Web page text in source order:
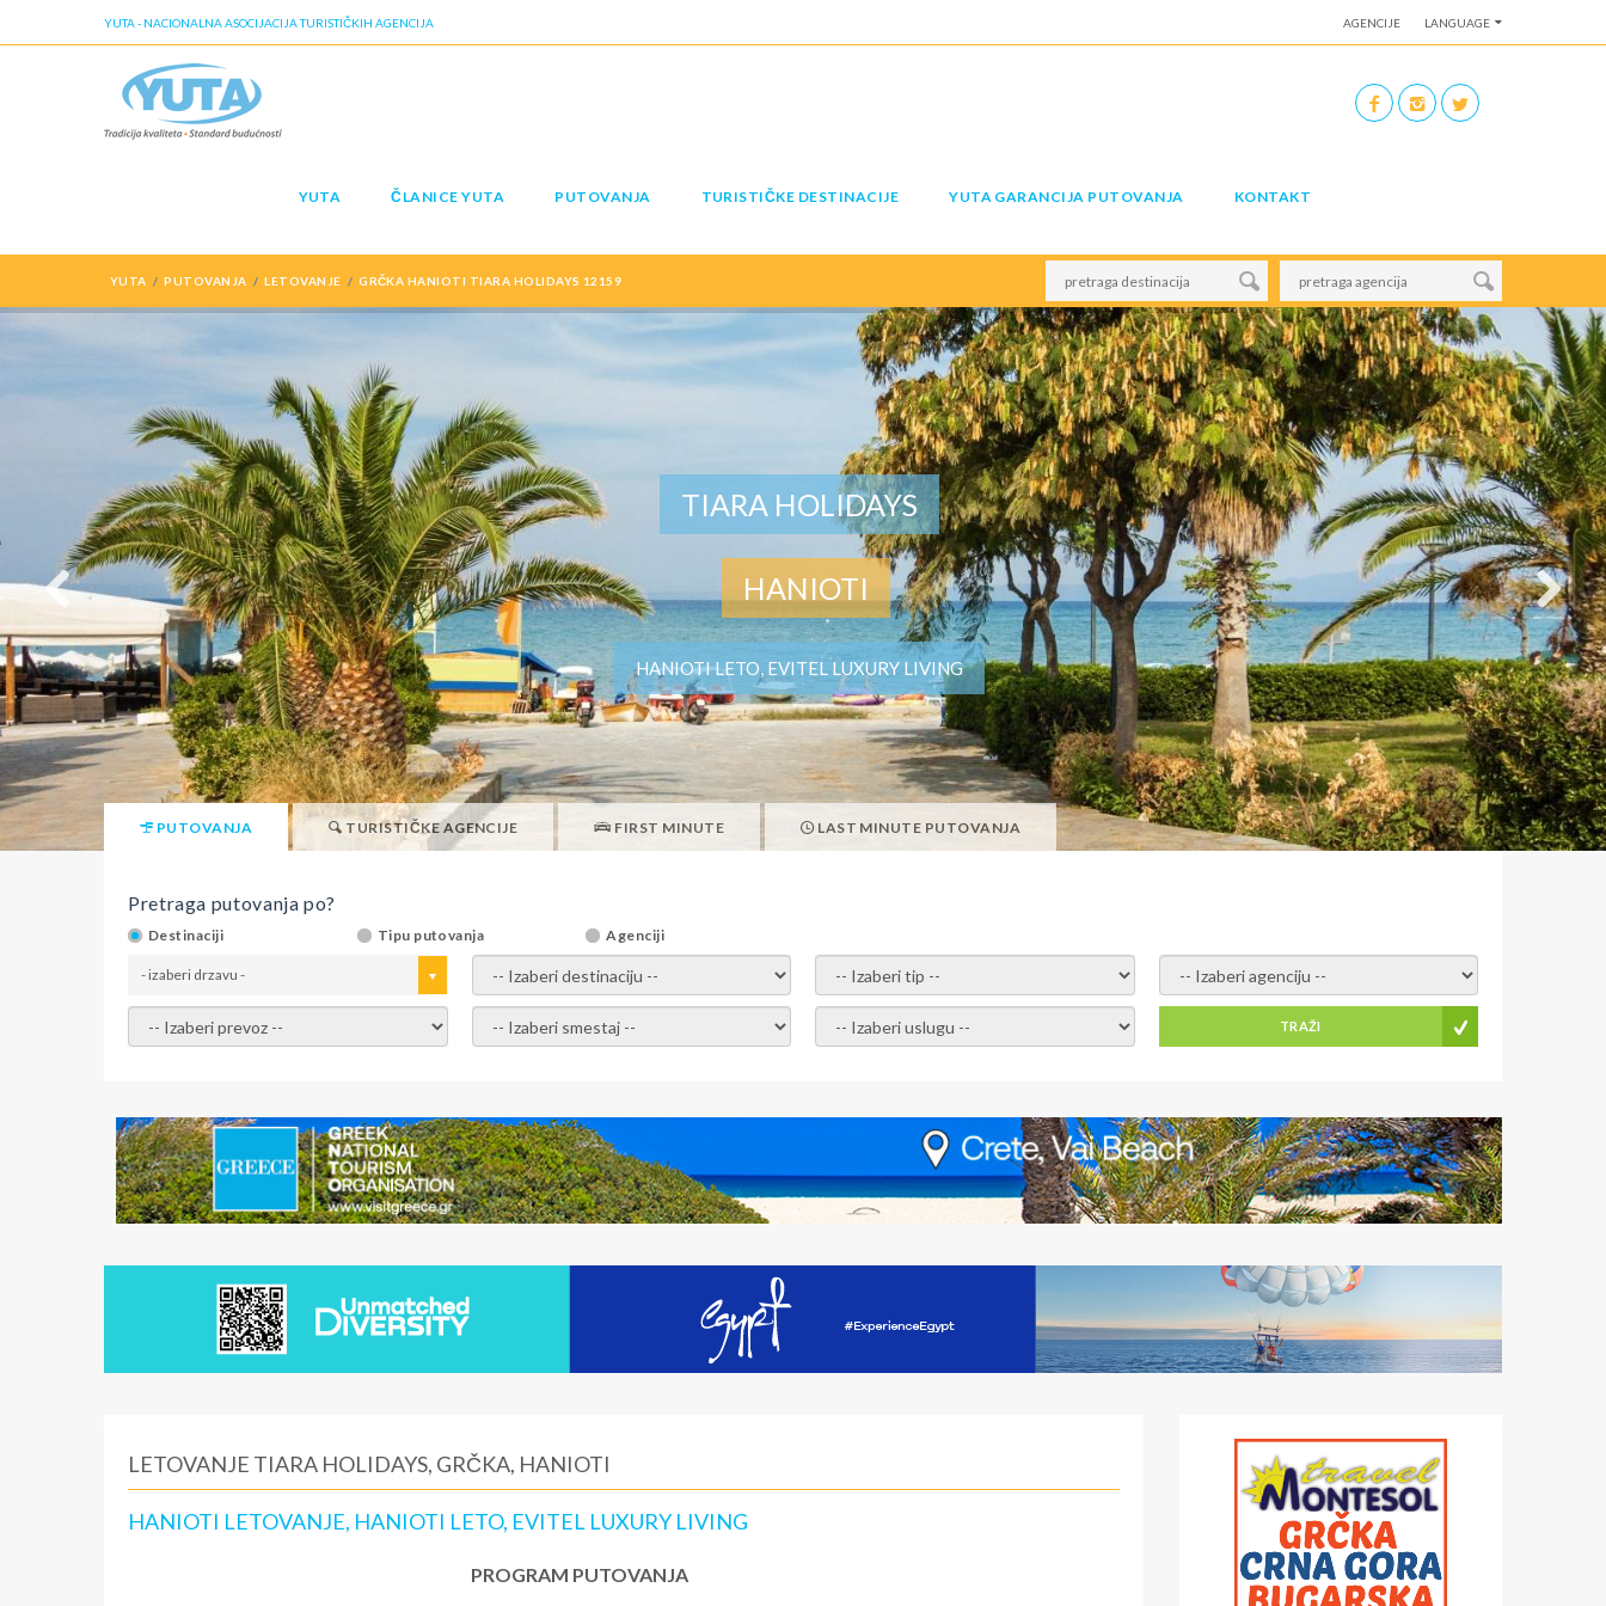
AGENCIJE LANGUAGE
YUTA - NACIONALNA ASOCIJACIJA TURISTIČKIH AGENCIJA
YUTA ČLANICE YUTA PUTOVANJA TURISTIČKE DESTINACIJE YUTA GARANCIJA PUTOVANJA KONTAKT
YUTA PUTOVANJA LETOVANJE GRČKA HANIOTI TIARA HOLIDAYS 12159
TIARA HOLIDAYS
HANIOTI
HANIOTI LETO, EVITEL LUXURY LIVING
PUTOVANJA TURISTIČKE AGENCIJE FIRST MINUTE LAST MINUTE PUTOVANJA
Pretraga putovanja po?
Destinaciji Tipu putovanja Agenciji
- izaberi drzavu - - izaberi destinaciju - - izaberi tip - - izaberi agenciju -
- izaberi prevoz - - Izaberite smestaj - - Izaberite uslugu - TRAŽI
LETOVANJE TIARA HOLIDAYS, GRČKA, HANIOTI
HANIOTI LETOVANJE, HANIOTI LETO, EVITEL LUXURY LIVING
PROGRAM PUTOVANJA